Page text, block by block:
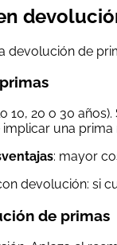
de
20 o 30
una
: mayor
devolución: si
de primas